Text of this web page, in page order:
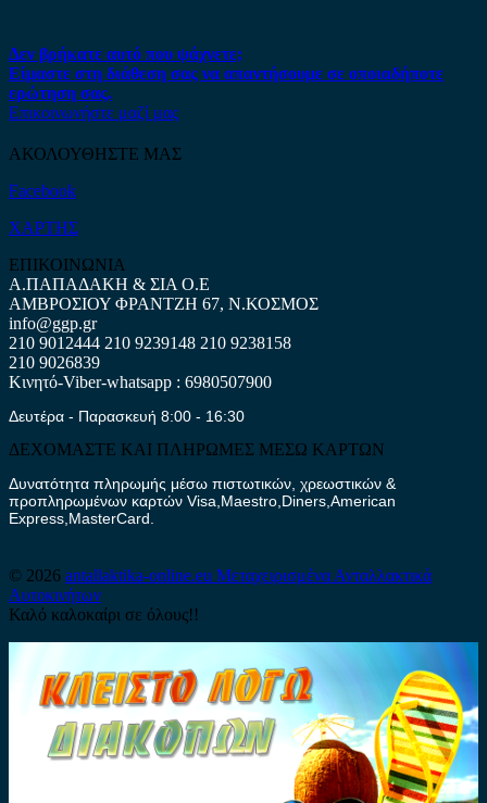
Δεν βρήκατε αυτό που ψάχνετε;
Είμαστε στη διάθεση σας να απαντήσουμε σε οποιαδήποτε
ερώτηση σας.
Επικοινωνήστε μαζί μας
ΑΚΟΛΟΥΘΗΣΤΕ ΜΑΣ
Facebook
ΧΑΡΤΗΣ
ΕΠΙΚΟΙΝΩΝΙΑ
Α.ΠΑΠΑΔΑΚΗ & ΣΙΑ Ο.Ε
ΑΜΒΡΟΣΙΟΥ ΦΡΑΝΤΖΗ 67, Ν.ΚΟΣΜΟΣ
info@ggp.gr
210 9012444 210 9239148 210 9238158
210 9026839
Κινητό-Viber-whatsapp : 6980507900
Δευτέρα - Παρασκευή 8:00 - 16:30
ΔΕΧΟΜΑΣΤΕ ΚΑΙ ΠΛΗΡΩΜΕΣ ΜΕΣΩ ΚΑΡΤΩΝ
Δυνατότητα πληρωμής μέσω πιστωτικών, χρεωστικών &
προπληρωμένων καρτών Visa,Maestro,Diners,American
Express,MasterCard.
© 2026 antallaktika-online.eu Μεταχειρισμένα Ανταλλακτικά
Αυτοκινήτων
Καλό καλοκαίρι σε όλους!!